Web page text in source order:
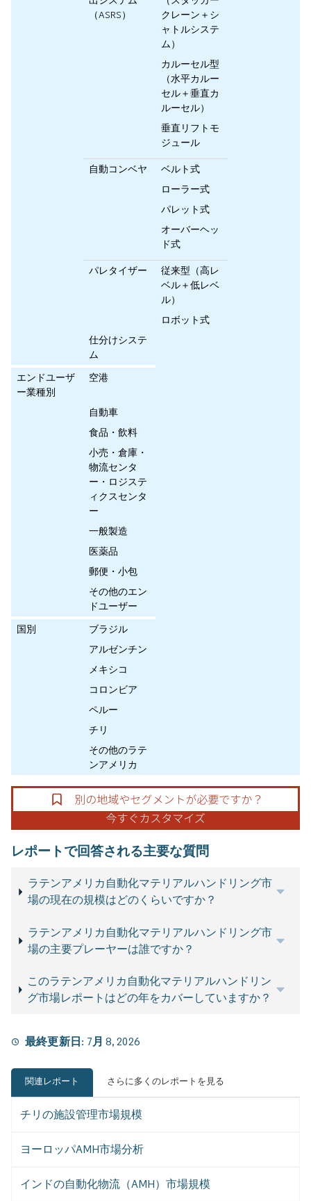
（ASRS）
クレーン＋シ
ャトルシステ
ム）
カルーセル型
（水平カルー
セル＋垂直カ
ルーセル）
垂直リフトモ
ジュール
自動コンベヤ
ベルト式
ローラー式
パレット式
オーバーヘッ
ド式
パレタイザー
従来型（高レ
ベル＋低レベ
ル）
ロボット式
仕分けシステ
ム
エンドユーザ
ー業種別
空港
自動車
食品・飲料
小売・倉庫・
物流センタ
ー・ロジステ
ィクスセンタ
ー
一般製造
医薬品
郵便・小包
その他のエン
ドユーザー
国別
ブラジル
アルゼンチン
メキシコ
コロンビア
ペルー
チリ
その他のラテ
ンアメリカ
レポートで回答される主要な質問
ラテンアメリカ自動化マテリアルハンドリング市
場の現在の規模はどのくらいですか？
ラテンアメリカ自動化マテリアルハンドリング市
場の主要プレーヤーは誰ですか？
このラテンアメリカ自動化マテリアルハンドリン
グ市場レポートはどの年をカバーしていますか？
最終更新日: 7月 8, 2026
関連レポート さらに多くのレポートを見る
チリの施設管理市場規模
ヨーロッパAMH市場分析
インドの自動化物流（AMH）市場規模